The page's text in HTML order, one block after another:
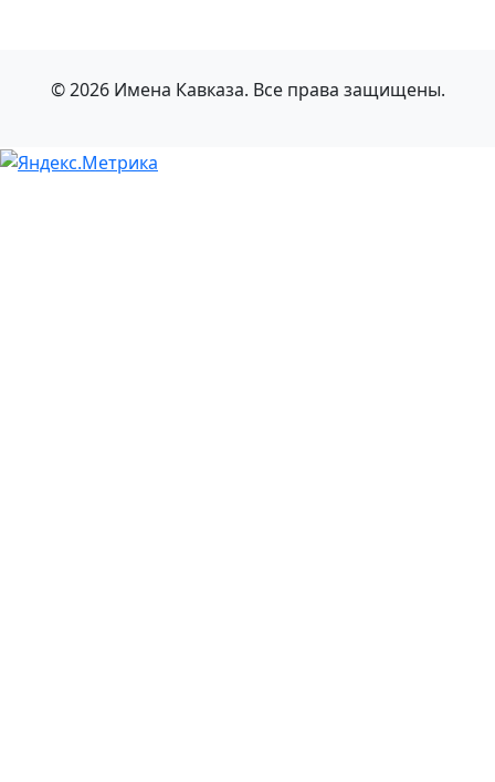
© 2026 Имена Кавказа. Все права защищены.